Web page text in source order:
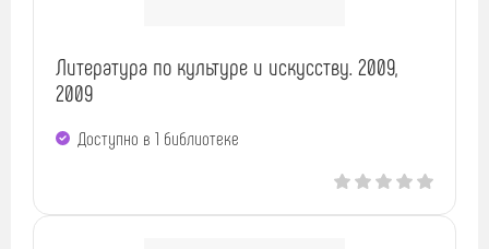
Литература по культуре и искусству. 2009,
2009
Доступно в 1 библиотекe